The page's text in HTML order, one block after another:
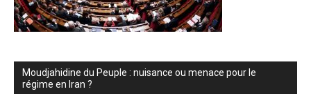
Moudjahidine du Peuple : nuisance ou menace pour le
régime en Iran ?